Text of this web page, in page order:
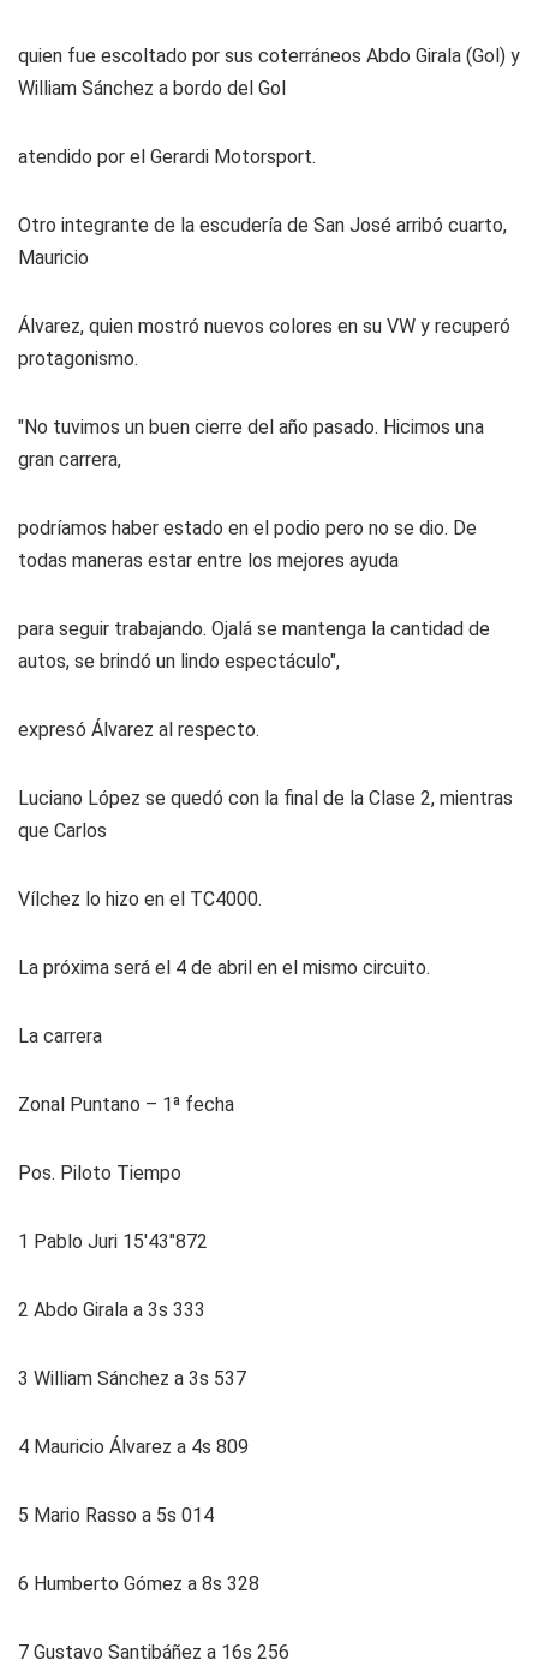
quien fue escoltado por sus coterráneos Abdo Girala (Gol) y
William Sánchez a bordo del Gol
atendido por el Gerardi Motorsport.
Otro integrante de la escudería de San José arribó cuarto,
Mauricio
Álvarez, quien mostró nuevos colores en su VW y recuperó
protagonismo.
"No tuvimos un buen cierre del año pasado. Hicimos una
gran carrera,
podríamos haber estado en el podio pero no se dio. De
todas maneras estar entre los mejores ayuda
para seguir trabajando. Ojalá se mantenga la cantidad de
autos, se brindó un lindo espectáculo",
expresó Álvarez al respecto.
Luciano López se quedó con la final de la Clase 2, mientras
que Carlos
Vílchez lo hizo en el TC4000.
La próxima será el 4 de abril en el mismo circuito.
La carrera
Zonal Puntano – 1ª fecha
Pos. Piloto Tiempo
1 Pablo Juri 15'43"872
2 Abdo Girala a 3s 333
3 William Sánchez a 3s 537
4 Mauricio Álvarez a 4s 809
5 Mario Rasso a 5s 014
6 Humberto Gómez a 8s 328
7 Gustavo Santibáñez a 16s 256